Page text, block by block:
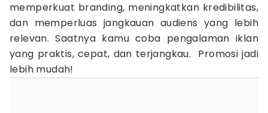
memperkuat branding, meningkatkan kredibilitas,
dan memperluas jangkauan audiens yang lebih
relevan. Saatnya kamu coba pengalaman iklan
yang praktis, cepat, dan terjangkau. Promosi jadi
lebih mudah!